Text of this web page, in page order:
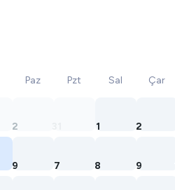
Paz
2
9
Pzt Sal Çar
1 2
7 8 9